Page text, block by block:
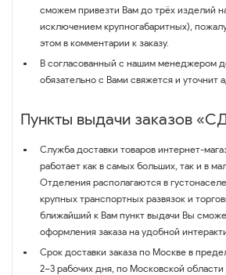
сможем привезти Вам до трёх изделий
исключением крупногабаритных),
этом в комментарии к заказу.
В согласованный с нашим менеджером
обязательно с Вами свяжется и уточнит
Пункты выдачи заказов
Служба доставки товаров интернет-
работает как в самых больших, так и в
Отделения располагаются в
крупных транспортных развязок и
ближайший к Вам пункт выдачи Вы
оформления заказа на удобной
Срок доставки заказа по Москве в
2–3 рабочих дня, по Московской